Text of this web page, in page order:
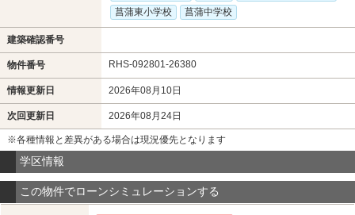
菖蒲東小学校
菖蒲中学校
建築確認番号
物件番号 RHS-092801-26380
情報更新日 2026年08月10日
次回更新日 2026年08月24日
※各種情報と差異がある場合は現況優先となります
学区情報
この物件でローンシミュレーションする